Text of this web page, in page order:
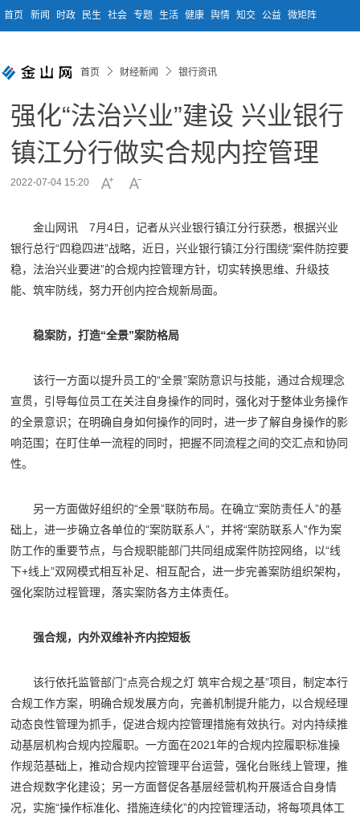
首页 新闻 时政 民生 社会 专题 生活 健康 舆情 知交 公益 微矩阵
首页 财经新闻 银行资讯
强化“法治兴业”建设 兴业银行
镇江分行做实合规内控管理
2022-07-04 15:20
金山网讯 7月4日，记者从兴业银行镇江分行获悉，根据兴业
银行总行“四稳四进”战略，近日，兴业银行镇江分行围绕“案件防控要
稳，法治兴业要进”的合规内控管理方针，切实转换思维、升级技
能、筑牢防线，努力开创内控合规新局面。
稳案防，打造“全景”案防格局
该行一方面以提升员工的“全景”案防意识与技能，通过合规理念
宣贯，引导每位员工在关注自身操作的同时，强化对于整体业务操作
的全景意识；在明确自身如何操作的同时，进一步了解自身操作的影
响范围；在盯住单一流程的同时，把握不同流程之间的交汇点和协同
性。
另一方面做好组织的“全景”联防布局。在确立“案防责任人”的基
础上，进一步确立各单位的“案防联系人”，并将“案防联系人”作为案
防工作的重要节点，与合规职能部门共同组成案件防控网络，以“线
下+线上”双网模式相互补足、相互配合，进一步完善案防组织架构，
强化案防过程管理，落实案防各方主体责任。
强合规，内外双维补齐内控短板
该行依托监管部门“点亮合规之灯 筑牢合规之基”项目，制定本行
合规工作方案，明确合规发展方向，完善机制提升能力，以合规经理
动态良性管理为抓手，促进合规内控管理措施有效执行。对内持续推
动基层机构合规内控履职。一方面在2021年的合规内控履职标准操
作规范基础上，推动合规内控管理平台运营，强化台账线上管理，推
进合规数字化建设；另一方面督促各基层经营机构开展适合自身情
况，实施“操作标准化、措施连续化”的内控管理活动，将每项具体工